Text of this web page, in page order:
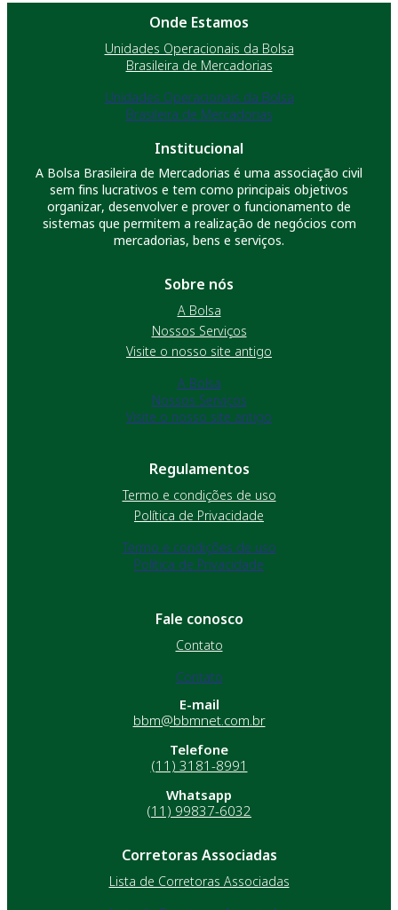
Onde Estamos
Unidades Operacionais da Bolsa
Brasileira de Mercadorias
Unidades Operacionais da Bolsa
Brasileira de Mercadorias
Institucional
A Bolsa Brasileira de Mercadorias é uma associação civil
sem fins lucrativos e tem como principais objetivos
organizar, desenvolver e prover o funcionamento de
sistemas que permitem a realização de negócios com
mercadorias, bens e serviços.
Sobre nós
A Bolsa
Nossos Serviços
Visite o nosso site antigo
A Bolsa
Nossos Serviços
Visite o nosso site antigo
Regulamentos
Termo e condições de uso
Política de Privacidade
Termo e condições de uso
Política de Privacidade
Fale conosco
Contato
Contato
E-mail
bbm@bbmnet.com.br
Telefone
(11) 3181-8991
Whatsapp
(11) 99837-6032
Corretoras Associadas
Lista de Corretoras Associadas